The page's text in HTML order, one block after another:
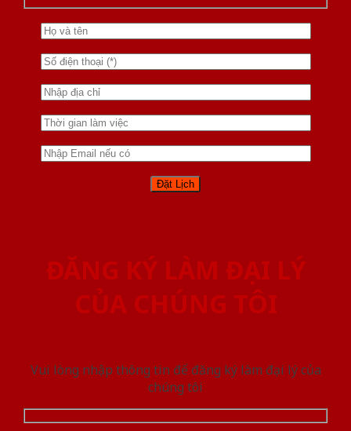
ĐĂNG KÝ LÀM ĐẠI LÝ
CỦA CHÚNG TÔI
Vui lòng nhập thông tin để đăng ký làm đại lý của
chúng tôi